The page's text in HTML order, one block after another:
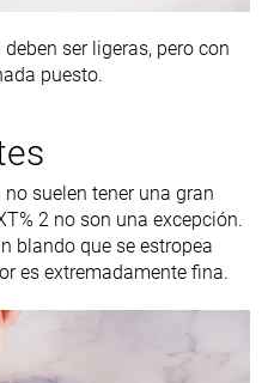
ser ligeras, pero con
puesto.
suelen tener una gran
2 no son una excepción.
blando que se estropea
es extremadamente fina.